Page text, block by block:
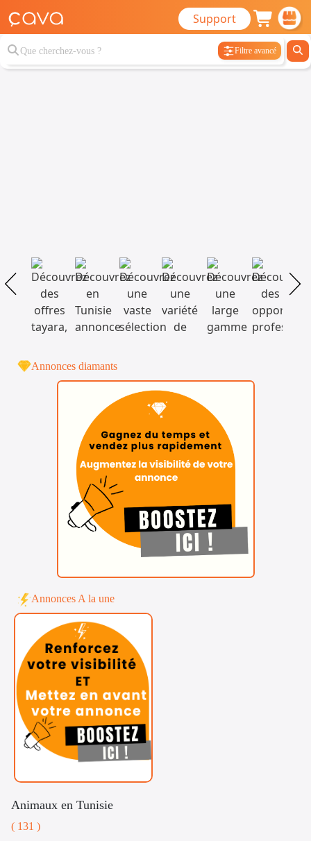
Support
Filtre avancé
Voitures
Annonces diamants
Annonces A la une
Animaux en Tunisie
( 131 )